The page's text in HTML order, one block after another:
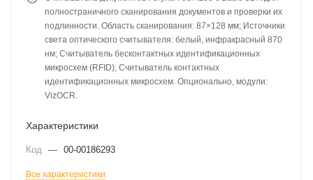
полностраничного сканирования документов и проверки их
подлинности. Область сканирования: 87×128 мм; Источники
света оптического считывателя: белый, инфракрасный 870
нм; Считыватель бесконтактных идентификационных
микросхем (RFID); Считыватель контактных
идентификационных микросхем. Опционально, модули:
VizOCR.
Характеристики
Код — 00-00186293
Все характеристики